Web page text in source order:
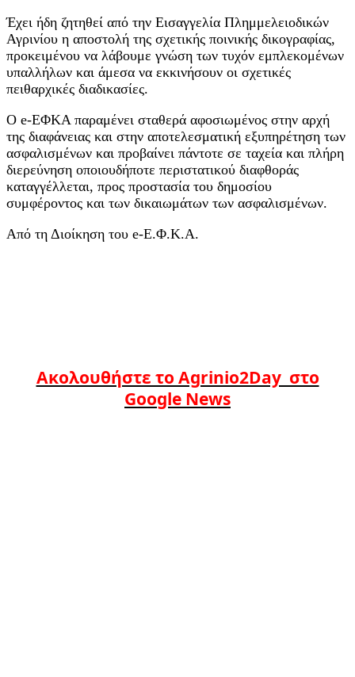
Έχει ήδη ζητηθεί από την Εισαγγελία Πλημμελειοδικών
Αγρινίου η αποστολή της σχετικής ποινικής δικογραφίας,
προκειμένου να λάβουμε γνώση των τυχόν εμπλεκομένων
υπαλλήλων και άμεσα να εκκινήσουν οι σχετικές
πειθαρχικές διαδικασίες.
Ο e-ΕΦΚΑ παραμένει σταθερά αφοσιωμένος στην αρχή
της διαφάνειας και στην αποτελεσματική εξυπηρέτηση των
ασφαλισμένων και προβαίνει πάντοτε σε ταχεία και πλήρη
διερεύνηση οποιουδήποτε περιστατικού διαφθοράς
καταγγέλλεται, προς προστασία του δημοσίου
συμφέροντος και των δικαιωμάτων των ασφαλισμένων.
Από τη Διοίκηση του e-Ε.Φ.Κ.Α.
Ακολουθήστε το Agrinio2Day στο
Google News